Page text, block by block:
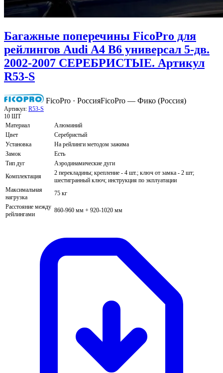
Багажные поперечины FicoPro для
рейлингов Audi A4 B6 универсал 5-дв.
2002-2007 СЕРЕБРИСТЫЕ. Артикул
R53-S
FicoPro · РоссияFicoPro — Фико (Россия)
Артикул: R53-S
10 ШТ
Материал
Алюминий
Цвет
Серебристый
Установка
На рейлинги методом зажима
Замок
Есть
Тип дуг
Аэродинамические дуги
Комплектация
2 перекладины; крепление - 4 шт.; ключ от замка - 2 шт;
шестигранный ключ; инструкция по экплуатации
Максимальная
нагрузка
75 кг
Расстояние между
рейлингами
860-960 мм + 920-1020 мм